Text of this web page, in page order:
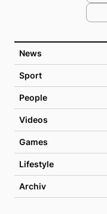
News
Sport
People
Videos
Games
Lifestyle
Archiv